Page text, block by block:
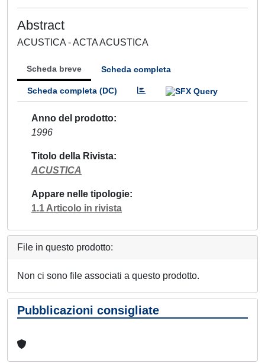
Abstract
ACUSTICA - ACTA ACUSTICA
Scheda breve Scheda completa
Scheda completa (DC)
Anno del prodotto
1996
Titolo della Rivista
ACUSTICA
Appare nelle tipologie
1.1 Articolo in rivista
File in questo prodotto:
Non ci sono file associati a questo prodotto.
Pubblicazioni consigliate